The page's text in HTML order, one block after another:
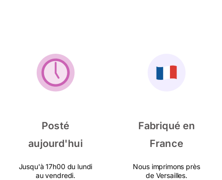
Posté
aujourd'hui
Jusqu'à 17h00 du lundi
au vendredi.
Fabriqué en
France
Nous imprimons près
de Versailles.